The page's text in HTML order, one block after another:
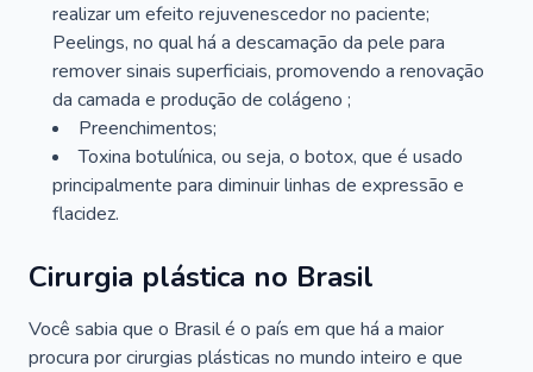
realizar um efeito rejuvenescedor no paciente;
Peelings, no qual há a descamação da pele para
remover sinais superficiais, promovendo a renovação
da camada e produção de colágeno ;
Preenchimentos;
Toxina botulínica, ou seja, o botox, que é usado
principalmente para diminuir linhas de expressão e
flacidez.
Cirurgia plástica no Brasil
Você sabia que o Brasil é o país em que há a maior
procura por cirurgias plásticas no mundo inteiro e que